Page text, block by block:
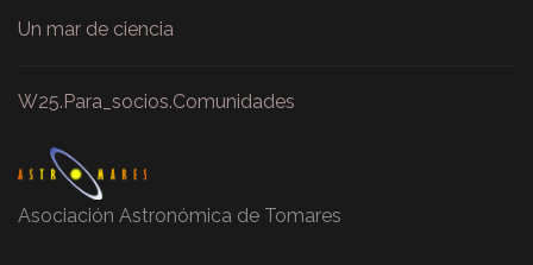
Un mar de ciencia
W25.Para_socios.Comunidades
Asociación Astronómica de Tomares